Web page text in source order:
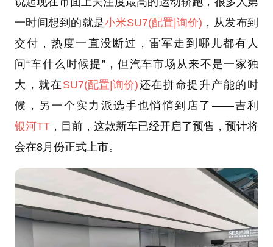
一时间想到的就是小米SU7(配置|询价) ，从发布到
交付，热度一直没断过，雷军走到哪儿都有人
问“车什么时候提”，但汽车市场从来不是一家独
大，就在 SU7(配置|询价)还在拼命提升产能的时
候，另一个实力派选手也悄悄到店了——吉利
银河TT，目前，这款新车已经开启了预售，预计将
会在8月份正式上市。